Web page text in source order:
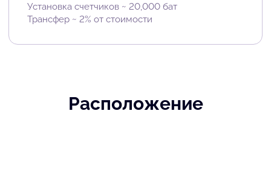
Установка счетчиков ~ 20,000 бат
Трансфер ~ 2% от стоимости
Расположение